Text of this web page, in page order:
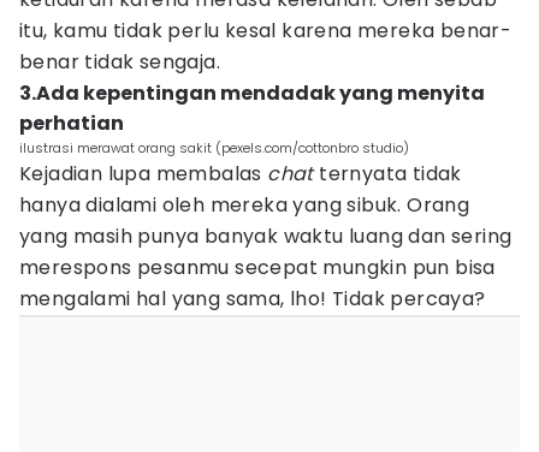
itu, kamu tidak perlu kesal karena mereka benar-
benar tidak sengaja.
3.Ada kepentingan mendadak yang menyita
perhatian
ilustrasi merawat orang sakit (pexels.com/cottonbro studio)
Kejadian lupa membalas chatternyata tidak
hanya dialami oleh mereka yang sibuk. Orang
yang masih punya banyak waktu luang dan sering
merespons pesanmu secepat mungkin pun bisa
mengalami hal yang sama, lho! Tidak percaya?